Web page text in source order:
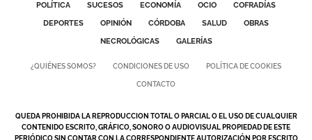
POLÍTICA SUCESOS ECONOMÍA OCIO
COFRADÍAS
DEPORTES
OPINIÓN CÓRDOBA SALUD
OBRAS
NECROLÓGICAS
GALERÍAS
¿QUIÉNES SOMOS? CONDICIONES DE USO POLÍTICA DE COOKIES
CONTACTO
QUEDA PROHIBIDA LA REPRODUCCION TOTAL O PARCIAL O EL USO DE CUALQUIER
CONTENIDO ESCRITO, GRÁFICO, SONORO O AUDIOVISUAL PROPIEDAD DE ESTE
PERIÓDICO SIN CONTAR CON LA CORRESPONDIENTE AUTORIZACIÓN POR ESCRITO